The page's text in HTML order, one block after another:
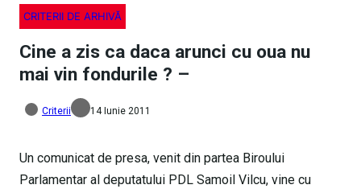
CRITERII DE ARHIVĂ
Cine a zis ca daca arunci cu oua nu
mai vin fondurile ? –
Criterii 14 Iunie 2011
Un comunicat de presa, venit din partea Biroului
Parlamentar al deputatului PDL Samoil Vilcu, vine cu